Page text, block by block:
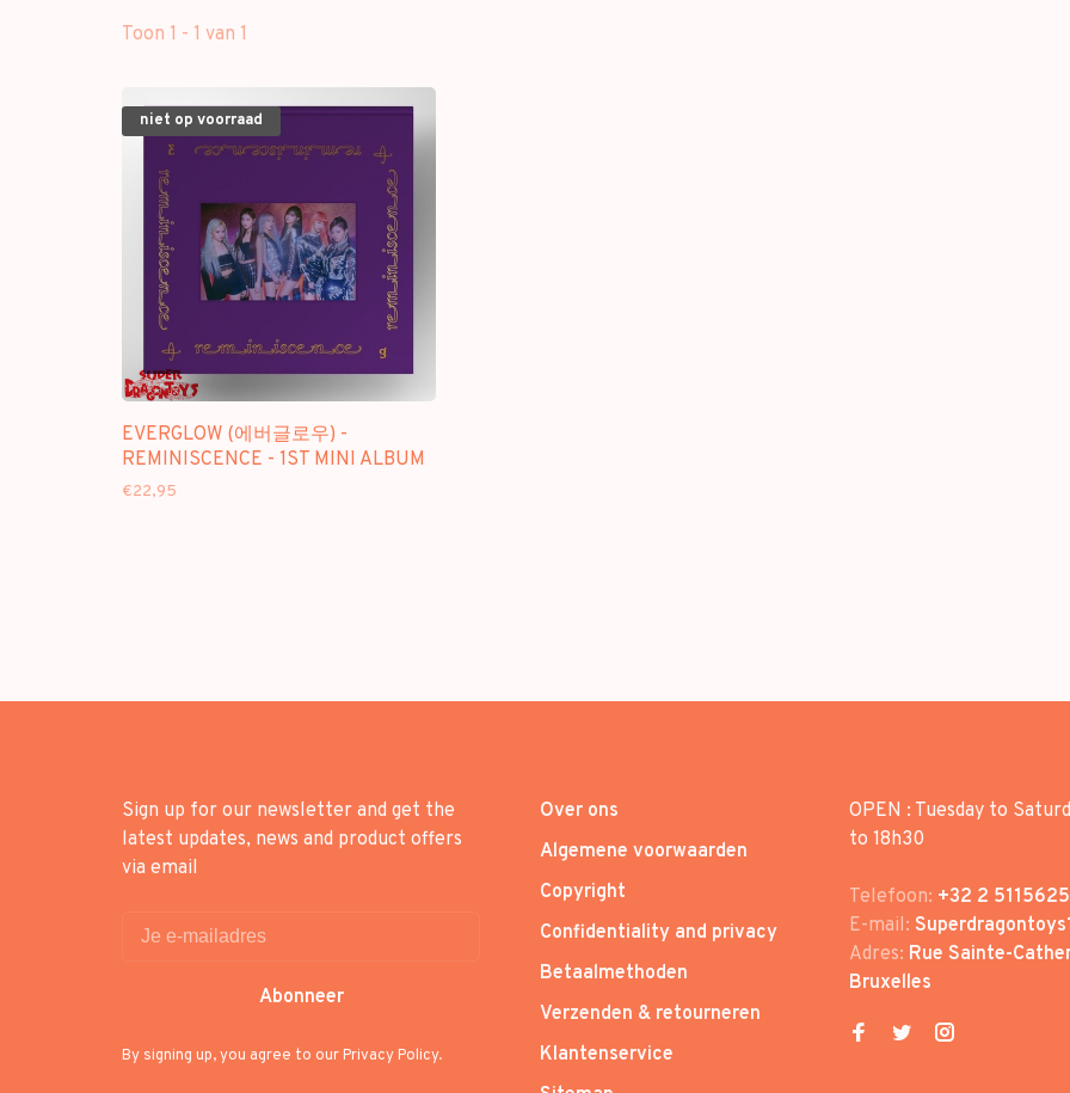
Toon 1 - 1 van 1
niet op voorraad
EVERGLOW (에버글로우) -
REMINISCENCE - 1ST MINI ALBUM
€22,95
Sign up for our newsletter and get the
latest updates, news and product offers
via email
Abonneer
By signing up, you agree to our Privacy Policy.
Over ons
Algemene voorwaarden
Copyright
Confidentiality and privacy
Betaalmethoden
Verzenden & retourneren
Klantenservice
OPEN : Tuesday to
to 18h30
Telefoon: +32 2 5115625
E-mail:
Adres: Rue Sainte-
Bruxelles